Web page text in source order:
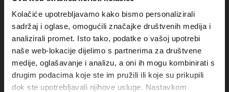
Kolačiće upotrebljavamo kako bismo personalizirali
sadržaj i oglase, omogućili značajke društvenih medija i
analizirali promet. Isto tako, podatke o vašoj upotrebi
naše web-lokacije dijelimo s partnerima za društvene
medije, oglašavanje i analizu, a oni ih mogu kombinirati s
drugim podacima koje ste im pružili ili koje su prikupili
dok ste upotrebljavali njihove usluge. Nastavkom